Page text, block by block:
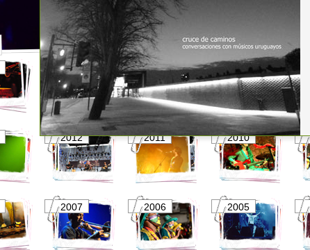
2017 2016 2015
2012 2011 2010
2007 2006 2005